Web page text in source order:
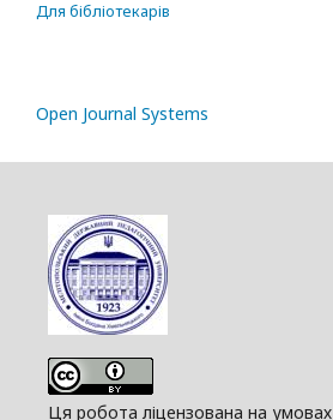
Для бібліотекарів
Open Journal Systems
Ця робота ліцензована на умовах